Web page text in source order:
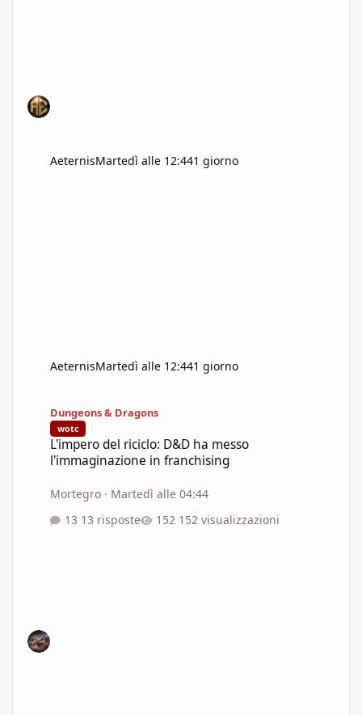
AeternisMartedì alle 12:441 giorno
AeternisMartedì alle 12:441 giorno
Dungeons & Dragons
wotc
L'impero del riciclo: D&D ha messo
l'immaginazione in franchising
Mortegro · Martedì alle 04:44
13 risposte
152 visualizzazioni